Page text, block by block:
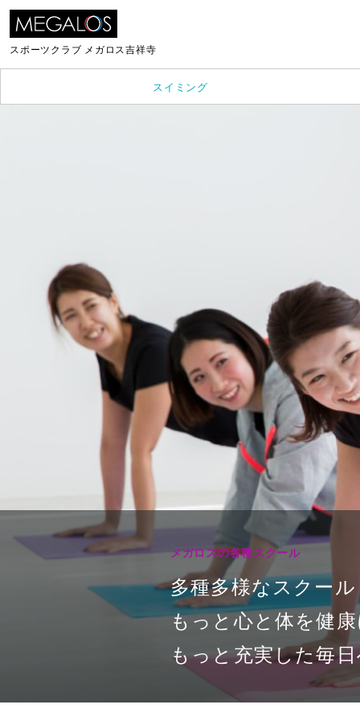
スポーツクラブ メガロス吉祥寺
スイミング
メガロスの各種スクール
多種多様なスクール
もっと心と体を健
もっと充実した毎